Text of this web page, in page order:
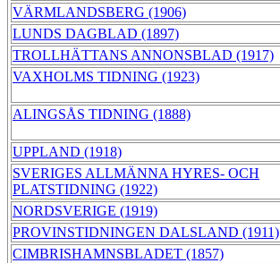
VÄRMLANDSBERG (1906)
LUNDS DAGBLAD (1897)
TROLLHÄTTANS ANNONSBLAD (1917)
VAXHOLMS TIDNING (1923)
ALINGSÅS TIDNING (1888)
UPPLAND (1918)
SVERIGES ALLMÄNNA HYRES- OCH
PLATSTIDNING (1922)
NORDSVERIGE (1919)
PROVINSTIDNINGEN DALSLAND (1911)
CIMBRISHAMNSBLADET (1857)